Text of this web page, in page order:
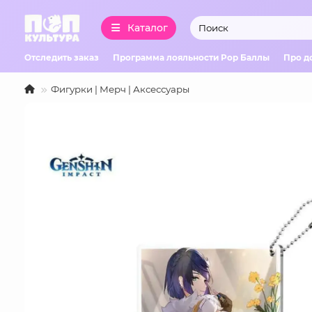
Каталог
Отследить заказ Программа лояльности Pop Баллы Про
Фигурки | Мерч | Аксессуары